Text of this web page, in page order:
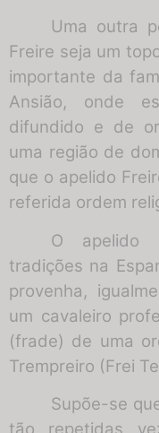
Uma outra
Freire seja um
importante da
Ansião, onde
difundido e de
uma região de
que o apelido
referida ordem
O apelido
tradições na
provenha,
um cavaleiro
(frade) de uma
Trempreiro (Frei
Supõe-se